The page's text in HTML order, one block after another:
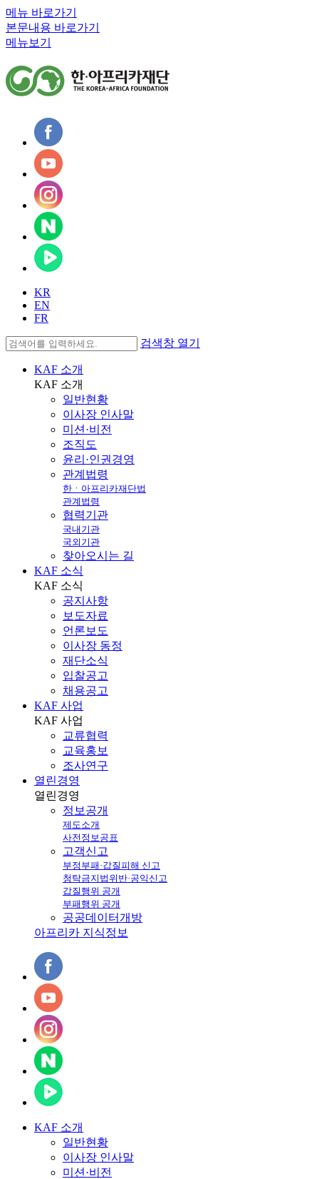
메뉴 바로가기
본문내용 바로가기
메뉴보기
KR
EN
FR
검색창 열기
KAF 소개
KAF 소개
일반현황
이사장 인사말
미션·비전
조직도
윤리·인권경영
관계법령
한ㆍ아프리카재단법
관계법령
협력기관
국내기관
국외기관
찾아오시는 길
KAF 소식
KAF 소식
공지사항
보도자료
언론보도
이사장 동정
재단소식
입찰공고
채용공고
KAF 사업
KAF 사업
교류협력
교육홍보
조사연구
열린경영
열린경영
정보공개
제도소개
사전정보공표
고객신고
부정부패·갑질피해 신고
청탁금지법위반·공익신고
갑질행위 공개
부패행위 공개
공공데이터개방
아프리카 지식정보
KAF 소개
일반현황
이사장 인사말
미션·비전